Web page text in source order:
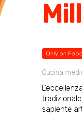
Only on
Cucina
sapiente